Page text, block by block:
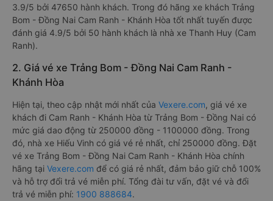
3.9/5 bởi 47650 hành khách. Trong đó hãng xe khách Trảng
Bom - Đồng Nai Cam Ranh - Khánh Hòa tốt nhất tuyến được
đánh giá 4.9/5 bởi 50 hành khách là nhà xe Thanh Huy (Cam
Ranh).
2. Giá vé xe Trảng Bom - Đồng Nai Cam Ranh -
Khánh Hòa
Hiện tại, theo cập nhật mới nhất của Vexere.com, giá vé xe
khách đi Cam Ranh - Khánh Hòa từ Trảng Bom - Đồng Nai có
mức giá dao động từ 250000 đồng - 1100000 đồng. Trong
đó, nhà xe Hiếu Vinh có giá vé rẻ nhất, chỉ 250000 đồng. Đặt
vé xe Trảng Bom - Đồng Nai Cam Ranh - Khánh Hòa chính
hãng tại Vexere.com để có giá rẻ nhất, đảm bảo giữ chỗ 100%
và hỗ trợ đổi trả vé miễn phí. Tổng đài tư vấn, đặt vé và đổi
trả vé miễn phí: 1900 888684.